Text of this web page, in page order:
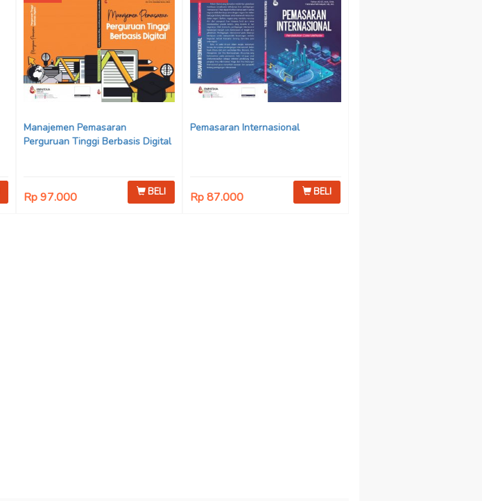
Manajemen Pemasaran
Perguruan Tinggi Berbasis Digital
Rp 97.000 BELI
Pemasaran Internasional
Rp 87.000 BELI